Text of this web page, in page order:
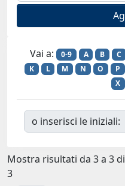
Vai a: 0-9 A B C
K
L M N O P
X
o inserisci le iniziali:
Mostra risultati da 3 a 3 di
3